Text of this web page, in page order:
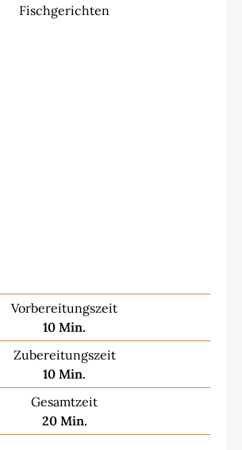
Fischgerichten
Vorbereitungszeit
10Minuten
Min.
Zubereitungszeit
10Minuten
Min.
Gesamtzeit
20Minuten
Min.